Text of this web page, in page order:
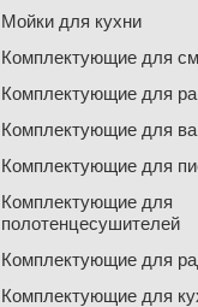
Мойки для кухни
Комплектующие для
Комплектующие для
Комплектующие для
Комплектующие для
Комплектующие для
полотенцесушителей
Комплектующие для
Комплектующие для